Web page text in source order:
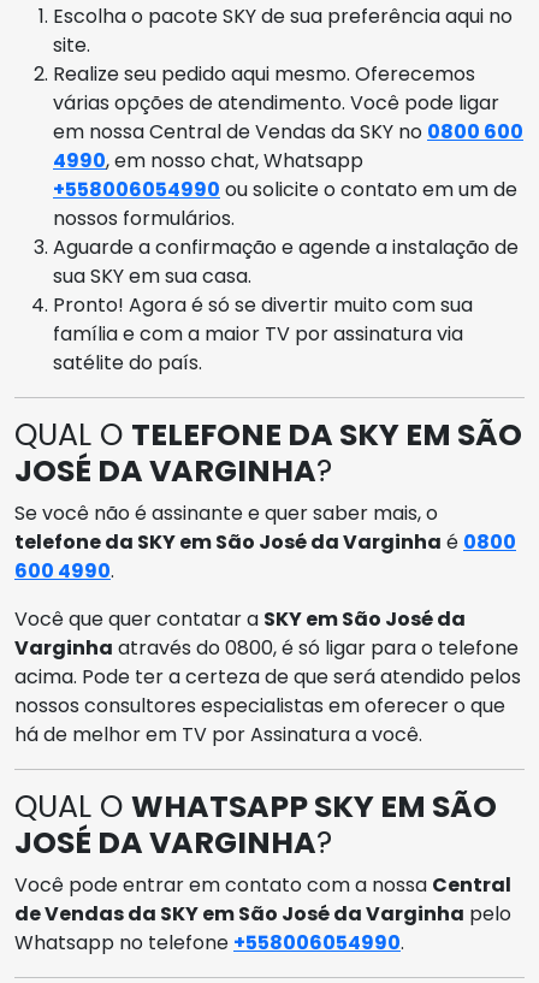
Escolha o pacote SKY de sua preferência aqui no
site.
Realize seu pedido aqui mesmo. Oferecemos
várias opções de atendimento. Você pode ligar
em nossa Central de Vendas da SKY no 0800 600
4990, em nosso chat, Whatsapp
+558006054990 ou solicite o contato em um de
nossos formulários.
Aguarde a confirmação e agende a instalação de
sua SKY em sua casa.
Pronto! Agora é só se divertir muito com sua
família e com a maior TV por assinatura via
satélite do país.
QUAL O TELEFONE DA SKY EM SÃO
JOSÉ DA VARGINHA?
Se você não é assinante e quer saber mais, o
telefone da SKY em São José da Varginha é 0800
600 4990.
Você que quer contatar a SKY em São José da
Varginha através do 0800, é só ligar para o telefone
acima. Pode ter a certeza de que será atendido pelos
nossos consultores especialistas em oferecer o que
há de melhor em TV por Assinatura a você.
QUAL O WHATSAPP SKY EM SÃO
JOSÉ DA VARGINHA?
Você pode entrar em contato com a nossa Central
de Vendas da SKY em São José da Varginha pelo
Whatsapp no telefone +558006054990.